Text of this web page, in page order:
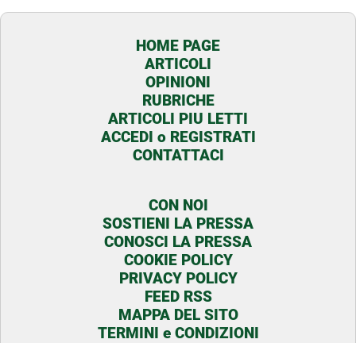
HOME PAGE
ARTICOLI
OPINIONI
RUBRICHE
ARTICOLI PIU LETTI
ACCEDI o REGISTRATI
CONTATTACI
CON NOI
SOSTIENI LA PRESSA
CONOSCI LA PRESSA
COOKIE POLICY
PRIVACY POLICY
FEED RSS
MAPPA DEL SITO
TERMINI e CONDIZIONI